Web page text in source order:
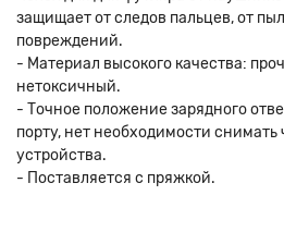
защищает от следов пальцев, от
повреждений.
- Материал высокого качества:
нетоксичный.
- Точное положение зарядного
порту, нет необходимости снимать
устройства.
- Поставляется с пряжкой.